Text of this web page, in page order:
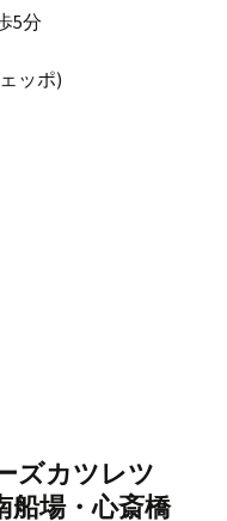
5分
ッポ)
ズカツレツ
場・心斎橋